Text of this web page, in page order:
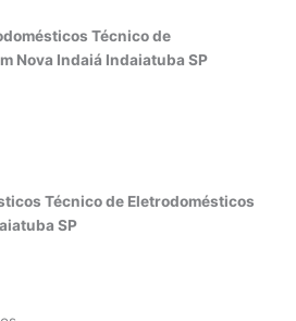
Técnico de
Nova Indaiá Indaiatuba SP
Técnico de Eletrodomésticos
SP